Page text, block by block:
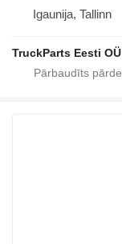
Igaunija, Tallinn
TruckParts Eesti OÜ